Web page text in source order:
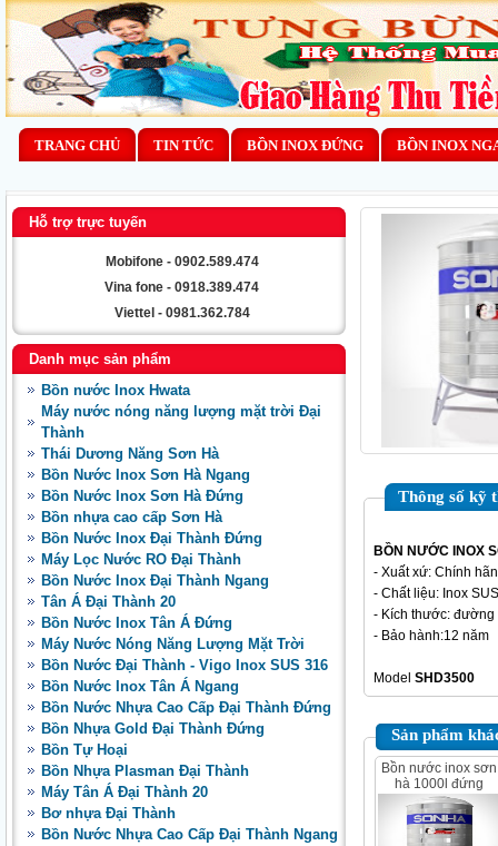
TRANG CHỦ TIN TỨC BỒN INOX ĐỨNG BỒN INOX
Hỗ trợ trực tuyến
Mobifone - 0902.589.474
Vina fone - 0918.389.474
Viettel - 0981.362.784
Danh mục sản phẩm
Bồn nước Inox Hwata
Máy nước nóng năng lượng mặt trời Đại
Thành
Thái Dương Năng Sơn Hà
Bồn Nước Inox Sơn Hà Ngang
Bồn Nước Inox Sơn Hà Đứng
Bồn nhựa cao cấp Sơn Hà
Bồn Nước Inox Đại Thành Đứng
Máy Lọc Nước RO Đại Thành
Bồn Nước Inox Đại Thành Ngang
Tân Á Đại Thành 20
Bồn Nước Inox Tân Á Đứng
Máy Nước Nóng Năng Lượng Mặt Trời
Bồn Nước Đại Thành - Vigo Inox SUS 316
Bồn Nước Inox Tân Á Ngang
Bồn Nước Nhựa Cao Cấp Đại Thành Đứng
Bồn Nhựa Gold Đại Thành Đứng
Bồn Tự Hoại
Bồn Nhựa Plasman Đại Thành
Máy Tân Á Đại Thành 20
Bơ nhựa Đại Thành
Bồn Nước Nhựa Cao Cấp Đại Thành Ngang
Thông số kỹ
BỒN NƯỚC INOX
- Xuất xứ: Chính
- Chất liệu: Inox
- Kích thước: đường
- Bảo hành:12 năm
Model SHD3500
Sản phẩm
bồn nước inox sơn
hà 1000l đứng